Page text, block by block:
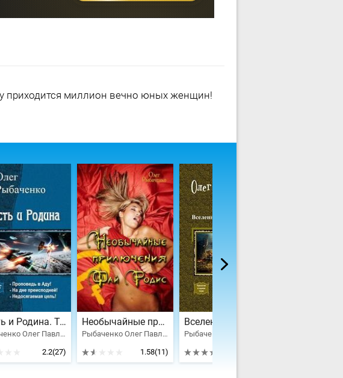
приходится миллион вечно юных женщин!
Честь и Родина. Трилогия
Рыбаченко Олег Павлович
2.2(27)
Необычайные приключения Фай Родис
Рыбаченко Олег Павлович
1.58(11)